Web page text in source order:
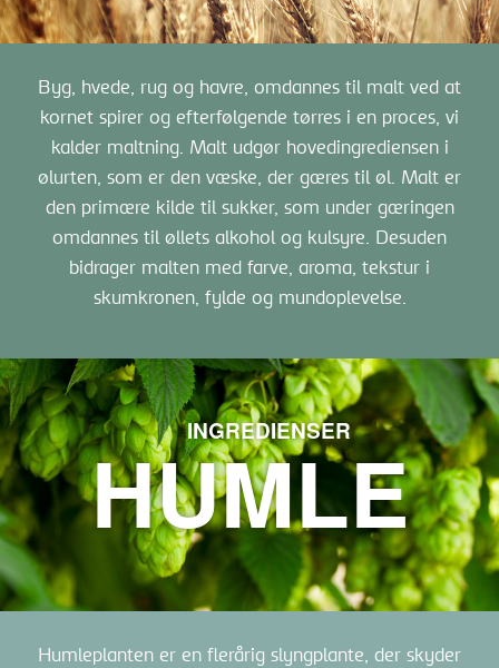
Byg, hvede, rug og havre, omdannes til malt ved at
kornet spirer og efterfølgende tørres i en proces, vi
kalder maltning. Malt udgør hovedingrediensen i
ølurten, som er den væske, der gæres til øl. Malt er
den primære kilde til sukker, som under gæringen
omdannes til øllets alkohol og kulsyre. Desuden
bidrager malten med farve, aroma, tekstur i
skumkronen, fylde og mundoplevelse.
INGREDIENSER
HUMLE
Humleplanten er en flerårig slyngplante, der skyder